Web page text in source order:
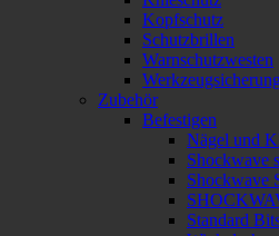
Kopfschutz
Schutzbrillen
Warnschutzwesten
Zubehör
Befestigen
Nägel und
Shockwave
Shockwave
Standard